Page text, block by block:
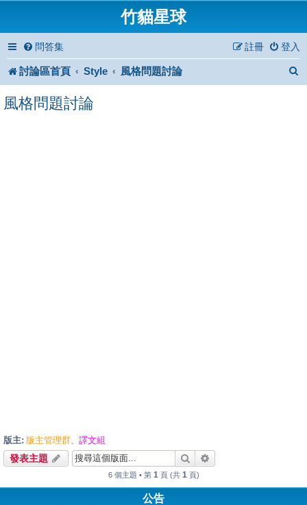
竹貓星球
問答集 登入
註冊
討論區首頁 Style 風格問題討論
風格問題討論
版主: 版主管理群、 譯文組
發表主題 搜尋
6 個主題 • 第 1 頁 (共 1 頁)
公告